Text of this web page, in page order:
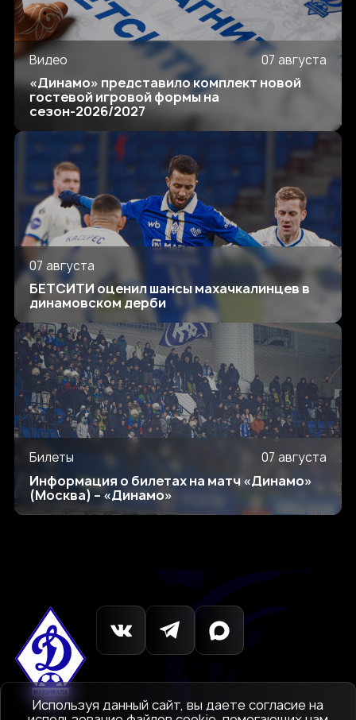
Видео 07 августа
«Динамо» представило комплект новой
гостевой игровой формы на
сезон-2026/2027
07 августа
БЕТСИТИ оценил шансы махачкалинцев в
динамовском дерби
Билеты 07 августа
Информация о билетах на матч «Динамо»
(Москва) – «Динамо»
Используя данный сайт, вы даете согласие на